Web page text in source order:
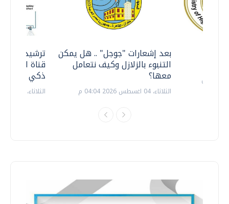
ترشيدا
قناة
ذكي
الثلاثاء، 14 يوليو 2026 06:11 م
بعد إشعارات "جوجل" .. هل يمكن
التنبوء بالزلازل وكيف نتعامل
معها؟
الثلاثاء، 04 اغسطس 2026 04:04 م